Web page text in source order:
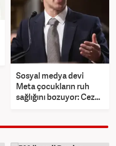
Sosyal medya devi
Meta çocukların ruh
sağlığını bozuyor: Ceza 1